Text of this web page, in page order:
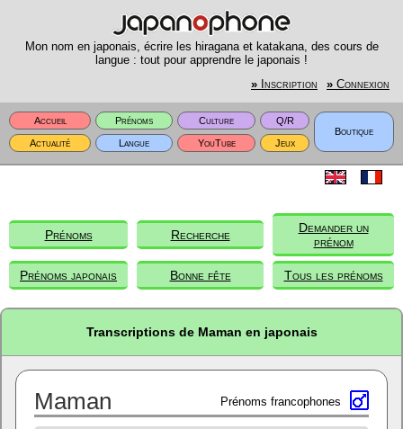
Mon nom en japonais, écrire les hiragana et katakana, des cours de
langue : tout pour apprendre le japonais !
» Inscription » Connexion
Accueil Prénoms Culture
Q/R
Boutique
Actualité
Langue YouTube Jeux
Prénoms Recherche
Demander un
prénom
Prénoms japonais Bonne fête Tous les prénoms
Transcriptions de Maman en japonais
Maman Prénoms francophones